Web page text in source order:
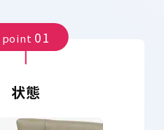
point 01
状態